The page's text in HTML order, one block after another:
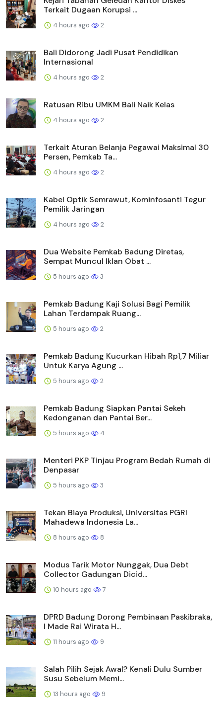
Terkait Dugaan Korupsi ...
4 hours ago 2
Bali Didorong Jadi Pusat Pendidikan
Internasional
4 hours ago 2
Ratusan Ribu UMKM Bali Naik Kelas
4 hours ago 2
Terkait Aturan Belanja Pegawai Maksimal 30
Persen, Pemkab Ta...
4 hours ago 2
Kabel Optik Semrawut, Kominfosanti Tegur
Pemilik Jaringan
4 hours ago 2
Dua Website Pemkab Badung Diretas,
Sempat Muncul Iklan Obat ...
5 hours ago 3
Pemkab Badung Kaji Solusi Bagi Pemilik
Lahan Terdampak Ruang...
5 hours ago 2
Pemkab Badung Kucurkan Hibah Rp1,7 Miliar
Untuk Karya Agung ...
5 hours ago 2
Pemkab Badung Siapkan Pantai Sekeh
Kedonganan dan Pantai Ber...
5 hours ago 4
Menteri PKP Tinjau Program Bedah Rumah di
Denpasar
5 hours ago 3
Tekan Biaya Produksi, Universitas PGRI
Mahadewa Indonesia La...
8 hours ago 8
Modus Tarik Motor Nunggak, Dua Debt
Collector Gadungan Dicid...
10 hours ago 7
DPRD Badung Dorong Pembinaan Paskibraka,
I Made Rai Wirata H...
11 hours ago 9
Salah Pilih Sejak Awal? Kenali Dulu Sumber
Susu Sebelum Memi...
13 hours ago 9